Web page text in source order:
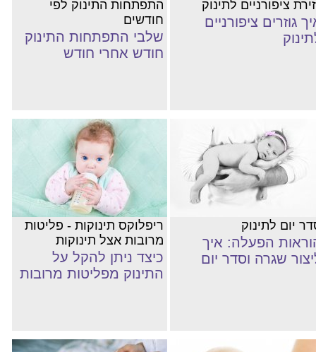
ציפורניים לתינוק
גוזרים ציפורניים
התפתחות התינוק לפי
חודשים
שלבי התפתחות התינוק
חודש אחרי חודש
יום לתינוק
הפעלה: איך
שגרה וסדר יום
ריפלוקס תינוקות - פליטות
מרובות אצל תינוקות
כיצד ניתן להקל על
התינוק מפליטות מרובות